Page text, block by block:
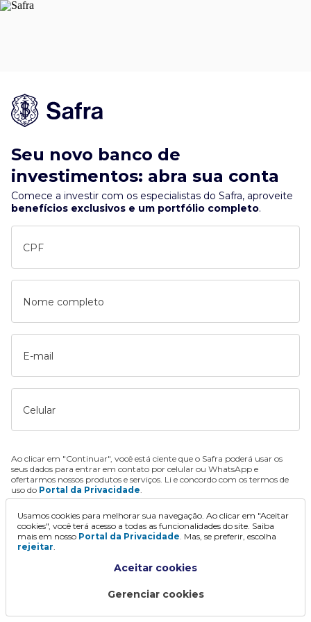
Seu novo banco de
investimentos: abra sua conta
Comece a investir com os especialistas do Safra, aproveite
benefícios exclusivos e um portfólio completo.
CPF
Nome completo
E-mail
Celular
Ao clicar em "Continuar", você está ciente que o Safra poderá usar os
seus dados para entrar em contato por celular ou WhatsApp e
ofertarmos nossos produtos e serviços. Li e concordo com os termos de
uso do Portal da Privacidade.
Continuar
Usamos cookies para melhorar sua navegação. Ao clicar em "Aceitar
cookies", você terá acesso a todas as funcionalidades do site. Saiba
mais em nosso Portal da Privacidade. Mas, se preferir, escolha
rejeitar.
Aceitar cookies
Gerenciar cookies